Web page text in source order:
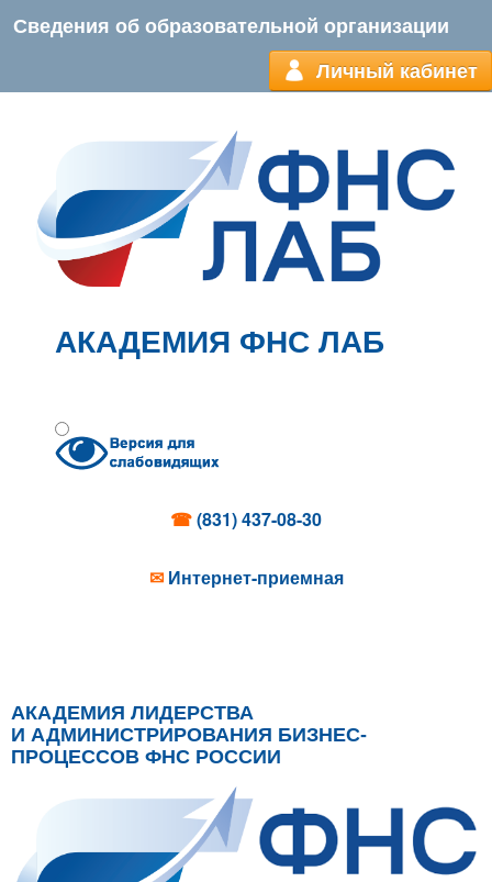
Сведения об образовательной организации
Личный кабинет
АКАДЕМИЯ ФНС ЛАБ
☎(831) 437-08-30
✉ Интернет-приемная
АКАДЕМИЯ ЛИДЕРСТВА
И АДМИНИСТРИРОВАНИЯ БИЗНЕС-
ПРОЦЕССОВ ФНС РОССИИ